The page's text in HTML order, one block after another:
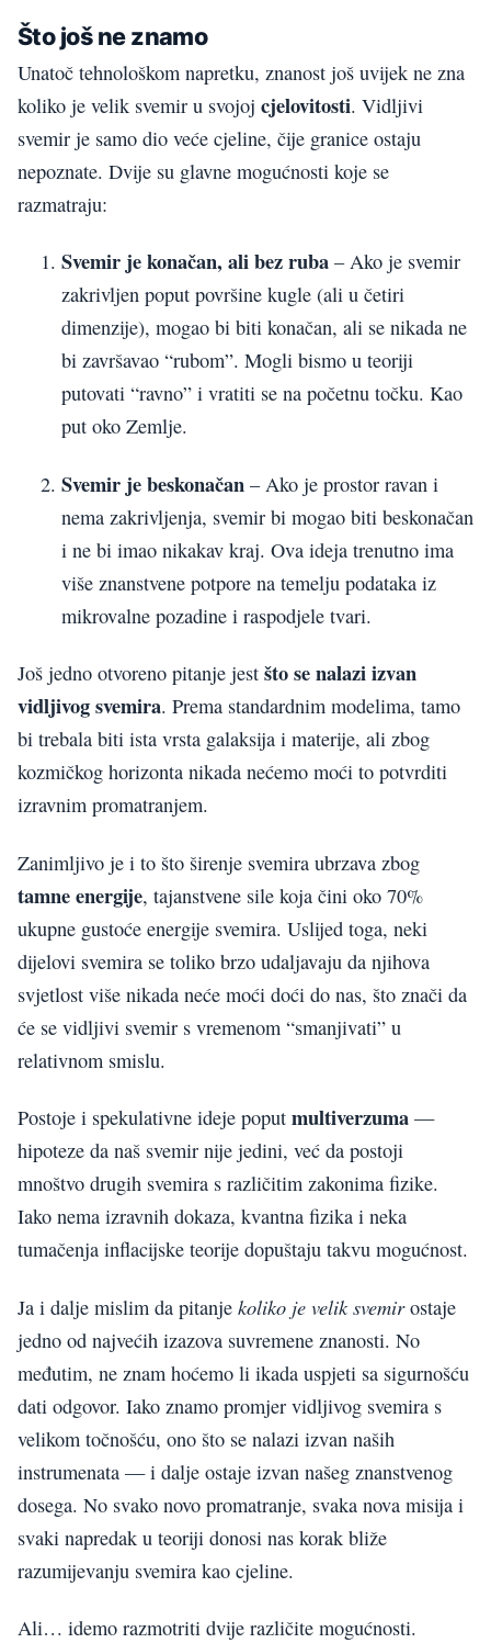
Što još ne znamo
Unatoč tehnološkom napretku, znanost još uvijek ne zna
koliko je velik svemir u svojoj cjelovitosti. Vidljivi
svemir je samo dio veće cjeline, čije granice ostaju
nepoznate. Dvije su glavne mogućnosti koje se
razmatraju:
Svemir je konačan, ali bez ruba – Ako je svemir
zakrivljen poput površine kugle (ali u četiri
dimenzije), mogao bi biti konačan, ali se nikada ne
bi završavao “rubom”. Mogli bismo u teoriji
putovati “ravno” i vratiti se na početnu točku. Kao
put oko Zemlje.
Svemir je beskonačan – Ako je prostor ravan i
nema zakrivljenja, svemir bi mogao biti beskonačan
i ne bi imao nikakav kraj. Ova ideja trenutno ima
više znanstvene potpore na temelju podataka iz
mikrovalne pozadine i raspodjele tvari.
Još jedno otvoreno pitanje jest što se nalazi izvan
vidljivog svemira. Prema standardnim modelima, tamo
bi trebala biti ista vrsta galaksija i materije, ali zbog
kozmičkog horizonta nikada nećemo moći to potvrditi
izravnim promatranjem.
Zanimljivo je i to što širenje svemira ubrzava zbog
tamne energije, tajanstvene sile koja čini oko 70%
ukupne gustoće energije svemira. Uslijed toga, neki
dijelovi svemira se toliko brzo udaljavaju da njihova
svjetlost više nikada neće moći doći do nas, što znači da
će se vidljivi svemir s vremenom “smanjivati” u
relativnom smislu.
Postoje i spekulativne ideje poput multiverzuma —
hipoteze da naš svemir nije jedini, već da postoji
mnoštvo drugih svemira s različitim zakonima fizike.
Iako nema izravnih dokaza, kvantna fizika i neka
tumačenja inflacijske teorije dopuštaju takvu mogućnost.
Ja i dalje mislim da pitanje koliko je velik svemirostaje
jedno od najvećih izazova suvremene znanosti. No
međutim, ne znam hoćemo li ikada uspjeti sa sigurnošću
dati odgovor. Iako znamo promjer vidljivog svemira s
velikom točnošću, ono što se nalazi izvan naših
instrumenata — i dalje ostaje izvan našeg znanstvenog
dosega. No svako novo promatranje, svaka nova misija i
svaki napredak u teoriji donosi nas korak bliže
razumijevanju svemira kao cjeline.
Ali… idemo razmotriti dvije različite mogućnosti.